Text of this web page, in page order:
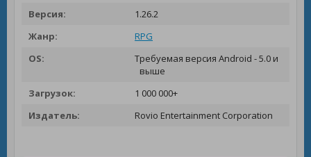
Версия:
1.26.2
Жанр:
RPG
OS:
Требуемая версия Android - 5.0 и
выше
Загрузок:
1 000 000+
Издатель:
Rovio Entertainment Corporation